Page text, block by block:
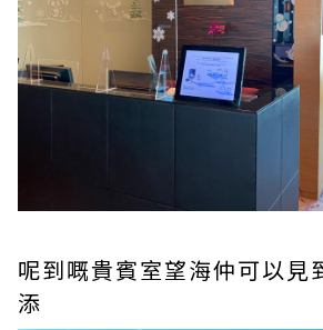
呢到嘅貴賓室望海仲可以見
添